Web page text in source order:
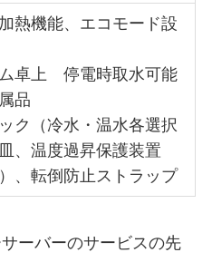
熱機能、エコモード設
卓上 停電時取水可能
品
ク（冷水・温水各選択
、温度過昇保護装置
、転倒防止ストラップ
ーバーのサービスの先